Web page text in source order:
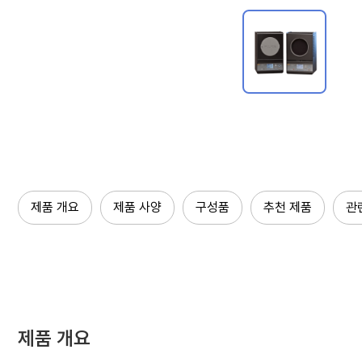
제품 개요 제품 사양 구성품 추천 제품 관
제품 개요